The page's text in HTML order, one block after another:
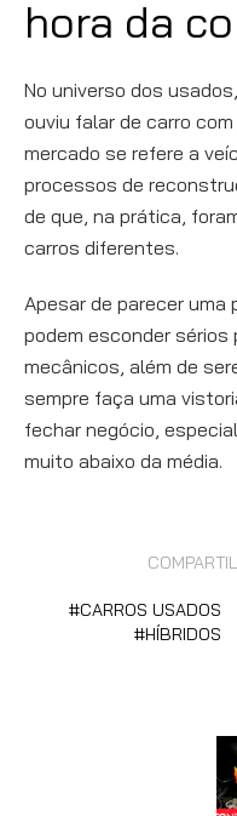
hora da
No universo dos
ouviu falar de carro
mercado se refere a
processos de
de que, na prática,
carros diferentes.
Apesar de parecer
podem esconder
mecânicos, além de
sempre faça uma
fechar negócio,
muito abaixo da média.
CARROS USADOS
HÍBRIDOS